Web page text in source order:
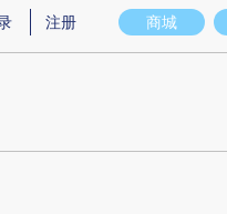
图存在偏差。不代表财新观点和
商城
注册